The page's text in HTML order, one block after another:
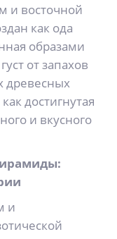
и восточной
как ода
образами
от запахов
древесных
достигнутая
и вкусного
и